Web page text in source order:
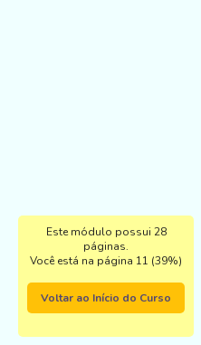
Este módulo possui 28
páginas.
Você está na página 11 (39%)
Voltar ao Início do Curso